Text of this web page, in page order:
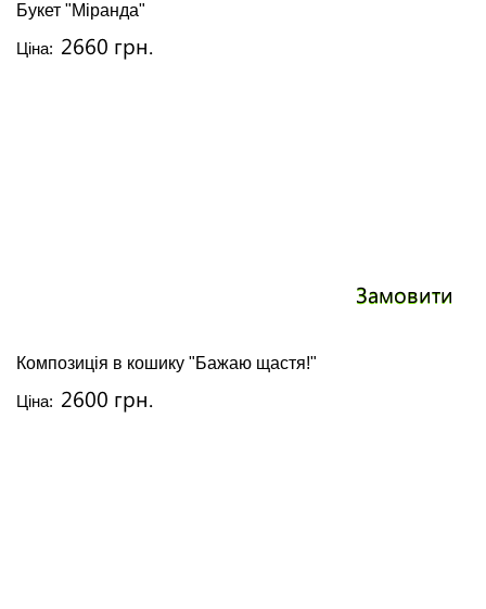
Букет "Міранда"
Ціна: 2660 грн.
Замовити
Композиція в кошику "Бажаю щастя!"
Ціна: 2600 грн.